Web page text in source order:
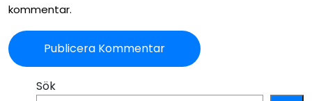
kommentar.
Sök